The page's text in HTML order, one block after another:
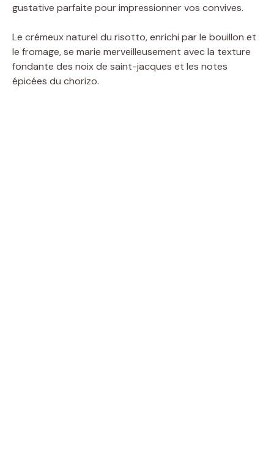
gustative parfaite pour impressionner vos convives.
Le crémeux naturel du risotto, enrichi par le bouillon et
le fromage, se marie merveilleusement avec la texture
fondante des noix de saint-jacques et les notes
épicées du chorizo.